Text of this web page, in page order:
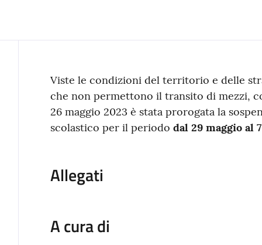
Contenuto
Viste le condizioni del territorio e delle
che non permettono il transito di mezzi,
26 maggio 2023 è stata prorogata la
scolastico per il periodo dal 29 maggio al
Allegati
A cura di